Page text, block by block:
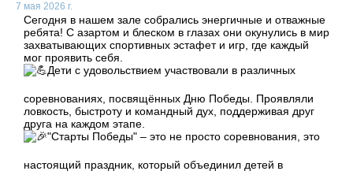
7 мая 2026 г.
Сегодня в нашем зале собрались энергичные и отважные
ребята! С азартом и блеском в глазах они окунулись в мир
захватывающих спортивных эстафет и игр, где каждый
мог проявить себя.
Дети с удовольствием участвовали в различных
соревнованиях, посвящённых Дню Победы. Проявляли
ловкость, быстроту и командный дух, поддерживая друг
друга на каждом этапе.
"Старты Победы" – это не просто соревнования, это
настоящий праздник, который объединил детей в